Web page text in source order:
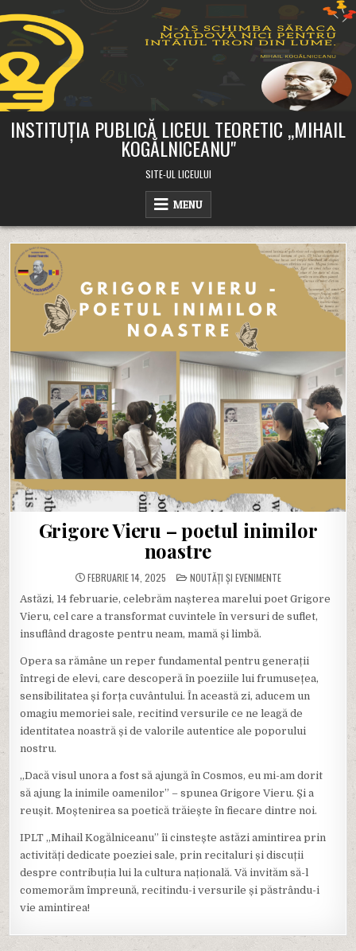
to
INSTITUȚIA PUBLICĂ LICEUL TEORETIC ,,MIHAIL
KOGĂLNICEANU"
SITE-UL LICEULUI
MENU
Grigore Vieru – poetul inimilor
noastre
FEBRUARIE 14, 2025 POSTED
IN
NOUTĂȚI ȘI EVENIMENTE
Astăzi, 14 februarie, celebrăm nașterea marelui poet Grigore
Vieru, cel care a transformat cuvintele în versuri de suflet,
insuflând dragoste pentru neam, mamă și limbă.
Opera sa rămâne un reper fundamental pentru generații
întregi de elevi, care descoperă în poeziile lui frumusețea,
sensibilitatea și forța cuvântului. În această zi, aducem un
omagiu memoriei sale, recitind versurile ce ne leagă de
identitatea noastră și de valorile autentice ale poporului
nostru.
„Dacă visul unora a fost să ajungă în Cosmos, eu mi-am dorit
să ajung la inimile oamenilor” – spunea Grigore Vieru. Și a
reușit. Moștenirea sa poetică trăiește în fiecare dintre noi.
IPLT „Mihail Kogălniceanu” îi cinstește astăzi amintirea prin
activități dedicate poeziei sale, prin recitaluri și discuții
despre contribuția lui la cultura națională. Vă invităm să-l
comemorăm împreună, recitindu-i versurile și păstrându-i
vie amintirea!